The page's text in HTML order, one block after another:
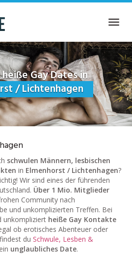
Gay Dates in
/ Lichtenhagen
schwulen Männern, lesbischen
in Elmenhorst / Lichtenhagen?
Wir sind eines der führenden
Über 1 Mio. Mitglieder
Community nach
und unkomplizierten Treffen. Bei
unkompliziert heiße Gay Kontakte
ob erotisches Abenteuer oder
du Schwule, Lesben &
unglaubliches Date.